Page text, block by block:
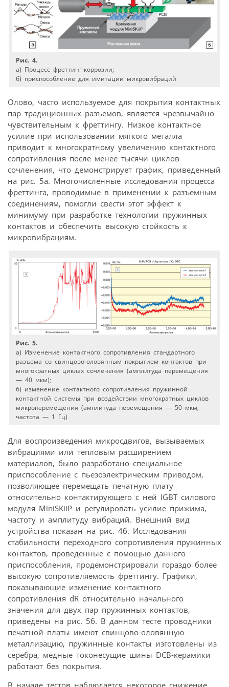
Рис. 4.
а) Процесс фреттинг-коррозии;
б) приспособление для имитации микровибраций
Олово, часто используемое для покрытия контактных
пар традиционных разъемов, является чрезвычайно
чувствительным к фреттингу. Низкое контактное
усилие при использовании мягкого металла
приводит к многократному увеличению контактного
сопротивления после менее тысячи циклов
сочленения, что демонстрирует график, приведенный
на рис. 5а. Многочисленные исследования процесса
фреттинга, проводимые в применении к разъемным
соединениям, помогли свести этот эффект к
минимуму при разработке технологии пружинных
контактов и обеспечить высокую стойкость к
микровибрациям.
Рис. 5.
а) Изменение контактного сопротивления стандартного
разъема со свинцово-оловянным покрытием контактов при
многократных циклах сочленения (амплитуда перемещения
— 40 мкм);
б) изменение контактного сопротивления пружинной
контактной системы при воздействии многократных циклов
микроперемещения (амплитуда перемещения — 50 мкм,
частота — 1 Гц)
Для воспроизведения микросдвигов, вызываемых
вибрациями или тепловым расширением
материалов, было разработано специальное
приспособление с пьезоэлектрическим приводом,
позволяющее перемещать печатную плату
относительно контактирующего с ней IGBT силового
модуля MiniSKiiP и регулировать усилие прижима,
частоту и амплитуду вибраций. Внешний вид
устройства показан на рис. 4б. Исследования
стабильности переходного сопротивления пружинных
контактов, проведенные с помощью данного
приспособления, продемонстрировали гораздо более
высокую сопротивляемость фреттингу. Графики,
показывающие изменение контактного
сопротивления dR относительно начального
значения для двух пар пружинных контактов,
приведены на рис. 5б. В данном тесте проводники
печатной платы имеют свинцово-оловянную
металлизацию, пружинные контакты изготовлены из
серебра, медные токонесущие шины DCB-керамики
работают без покрытия.
В начале тестов наблюдается некоторое снижение